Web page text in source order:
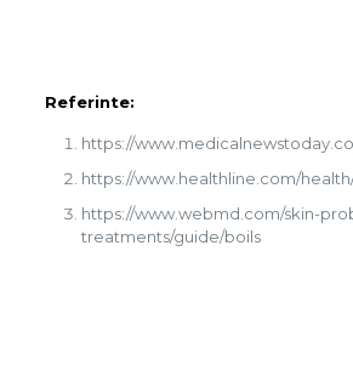
Referinte:
https://
https://www.healthline.com/
https://www.webmd.com/skin-
treatments/guide/boils